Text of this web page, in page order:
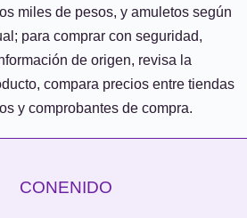
miles de pesos, y amuletos según
para comprar con seguridad,
de origen, revisa la
compara precios entre tiendas
y comprobantes de compra.
CONENIDO